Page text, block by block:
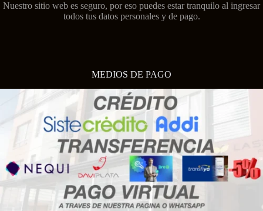
Nuestro sitio web es seguro, por eso puedes estar tranquilo al ingresar
todos tus datos personales y de pago.
MEDIOS DE PAGO